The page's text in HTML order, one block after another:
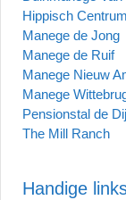
Hippisch
Manege de Jong
Manege de Ruif
Manege Nieuw
Manege
Pensionstal de
The Mill Ranch
Handige